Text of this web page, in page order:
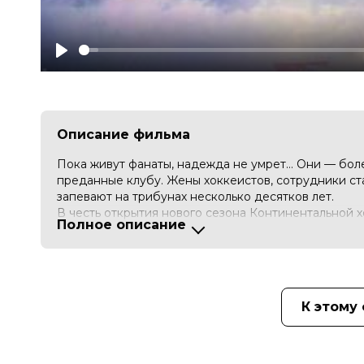
Play
Описание фильма
Пока живут фанаты, надежда не умрет… Они —
преданные клубу. Жены хоккеистов, сотрудники
запевают на трибунах несколько десятков лет.
В честь открытия нового сезона
на первый матч турнира, чтобы поддержать команду.
/ 10 (98 975 голосов) 3.6/
Полное описание
К